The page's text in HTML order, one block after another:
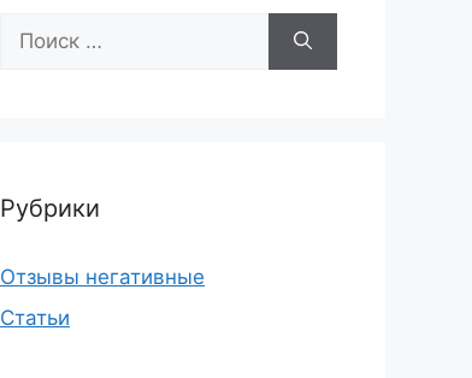
Поиск:
Рубрики
Отзывы негативные
Статьи